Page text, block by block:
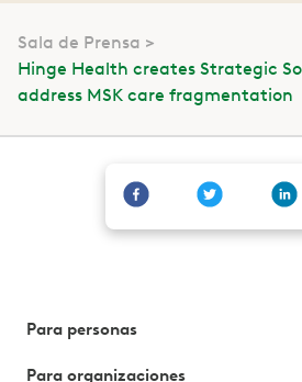
Sala de Prensa
Hinge Health creates Strategic
address MSK care fragmentation
Para personas
Para organizaciones